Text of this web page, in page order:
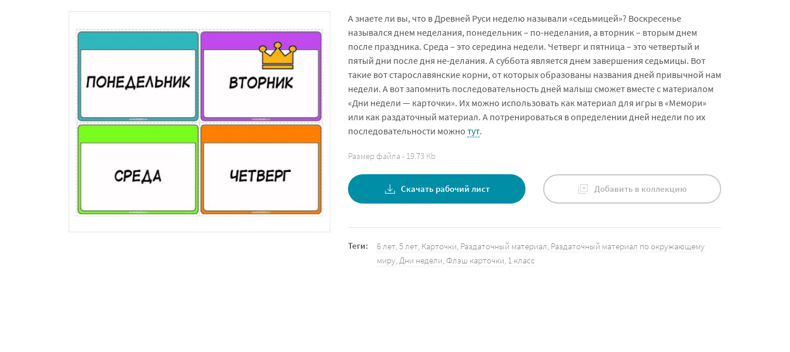
А знаете ли вы, что в Древней Руси неделю называли «седьмицей»? Воскресенье
назывался днем неделания, понедельник – по-неделания, а вторник – вторым днем
после праздника. Среда – это середина недели. Четверг и пятница – это четвертый и
пятый дни после дня не-делания. А суббота является днем завершения седьмицы. Вот
такие вот старославянские корни, от которых образованы названия дней привычной нам
недели. А вот запомнить последовательность дней малыш сможет вместе с материалом
«Дни недели — карточки». Их можно использовать как материал для игры в «Мемори»
или как раздаточный материал. А потренироваться в определении дней недели по их
последовательности можно тут.
Размер файла - 19.73 Kb
Скачать рабочий лист Добавить в коллекцию
Теги: 6 лет 5 лет Карточки Раздаточный материал Раздаточный материал по окружающему
миру Дни недели Флэш карточки 1 класс